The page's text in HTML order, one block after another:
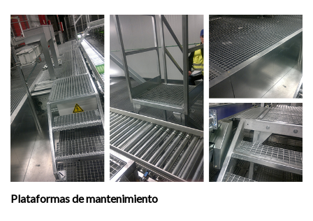
Plataformas de mantenimiento